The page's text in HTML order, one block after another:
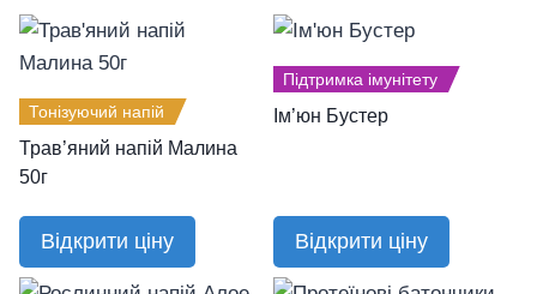
Тонізуючий напій
Трав’яний напій Малина
50г
Відкрити ціну
Підтримка імунітету
Ім’юн Бустер
Відкрити ціну